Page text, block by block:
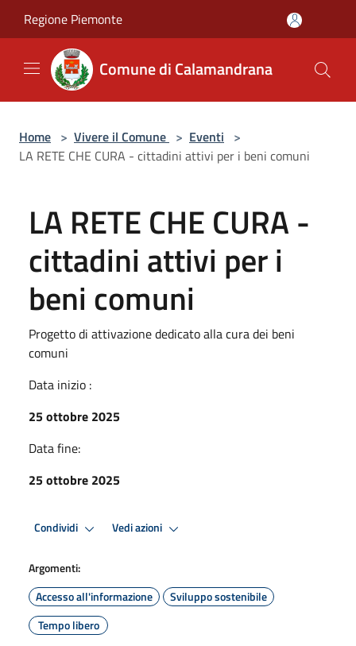
Regione Piemonte
Comune di Calamandrana
Home > Vivere il Comune > Eventi >
LA RETE CHE CURA - cittadini attivi per i beni comuni
LA RETE CHE CURA -
cittadini attivi per i
beni comuni
Progetto di attivazione dedicato alla cura dei beni
comuni
Data inizio :
25 ottobre 2025
Data fine:
25 ottobre 2025
Condividi Vedi azioni
Argomenti:
Accesso all'informazione
Sviluppo sostenibile
Tempo libero